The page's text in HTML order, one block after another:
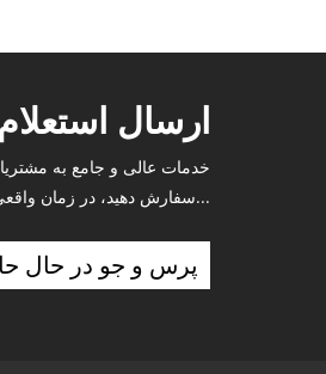
ارسال استعلام
خدمات عالی و جامع به
سفارش دهید، در زمان واقعی از طریق...
پرس و جو در حال